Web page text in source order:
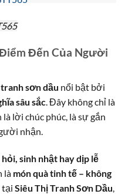
Đến Của Người
tranh sơn dầu nổi bật bởi
sâu sắc . Đây không chỉ là
lời chúc phúc, là sự gắn
nhận.
sinh nhật hay dịp lễ
là món quà tinh tế – không
tại Siêu Thị Tranh Sơn Dầu